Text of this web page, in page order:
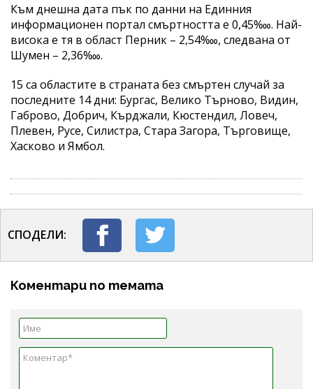
Към днешна дата пък по данни на Единния
информационен портал смъртността е 0,45‱. Най-
висока е тя в област Перник – 2,54‱, следвана от
Шумен – 2,36‱.
15 са областите в страната без смъртен случай за
последните 14 дни: Бургас, Велико Търново, Видин,
Габрово, Добрич, Кърджали, Кюстендил, Ловеч,
Плевен, Русе, Силистра, Стара Загора, Търговище,
Хасково и Ямбол.
СПОДЕЛИ:
Коментари по темата